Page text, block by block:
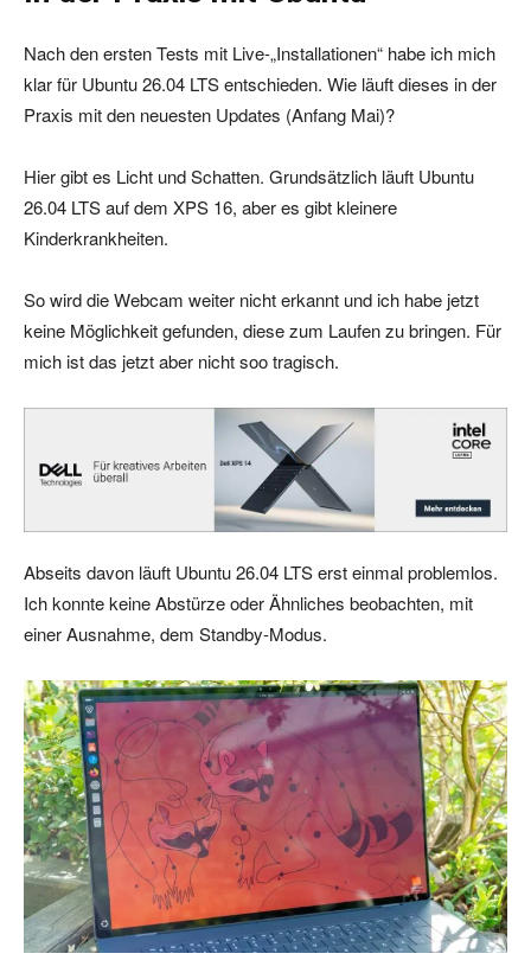
Nach den ersten Tests mit Live-„Installationen“ habe ich mich
klar für Ubuntu 26.04 LTS entschieden. Wie läuft dieses in der
Praxis mit den neuesten Updates (Anfang Mai)?
Hier gibt es Licht und Schatten. Grundsätzlich läuft Ubuntu
26.04 LTS auf dem XPS 16, aber es gibt kleinere
Kinderkrankheiten.
So wird die Webcam weiter nicht erkannt und ich habe jetzt
keine Möglichkeit gefunden, diese zum Laufen zu bringen. Für
mich ist das jetzt aber nicht soo tragisch.
Abseits davon läuft Ubuntu 26.04 LTS erst einmal problemlos.
Ich konnte keine Abstürze oder Ähnliches beobachten, mit
einer Ausnahme, dem Standby-Modus.